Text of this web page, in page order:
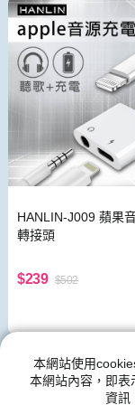
HANLIN-J009 蘋果
轉接頭
$239 $502
USB周邊
神腦生活的USB周
本網站使用
本網站內容，即表
資訊